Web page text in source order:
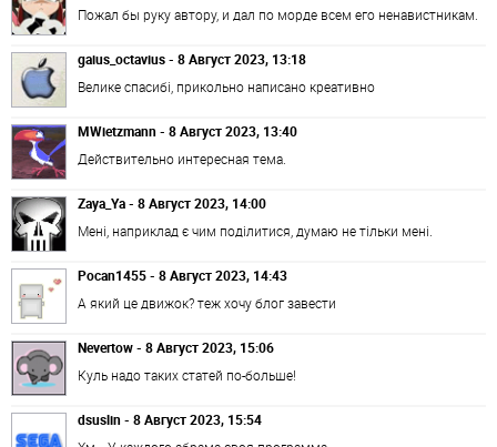
Пожал бы руку автору, и дал по морде всем его ненавистникам.
gaius_octavius - 8 Август 2023, 13:18
Велике спасибі, прикольно написано креативно
MWietzmann - 8 Август 2023, 13:40
Действительно интересная тема.
Zaya_Ya - 8 Август 2023, 14:00
Мені, наприклад є чим поділитися, думаю не тільки мені.
Pocan1455 - 8 Август 2023, 14:43
А який це движок? теж хочу блог завести
Nevertow - 8 Август 2023, 15:06
Куль надо таких статей по-больше!
dsuslin - 8 Август 2023, 15:54